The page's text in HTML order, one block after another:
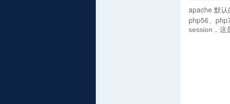
apache 默
php56、
session， 这